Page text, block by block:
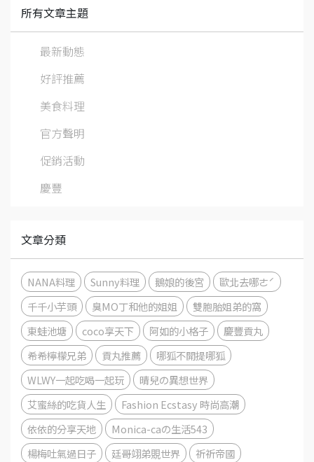
所有文章主題
最新動態
好評推薦
美食料理
官方聲明
促銷活動
慶豐
文章分類
NANA料理 Sunny料理 鵝娘的後宮
歐北去哪ㄜˊ
千千小芋頭
臭MO丁和他的姐姐
雙胞胎姐弟的窩
東蛙池塘
coco享天下 阿如的小格子
慶豐貢丸
希希檸檬兄弟
貢丸推薦
哪狐不開提哪狐
WLWY一起吃喝一起玩
晴兒の異想世界
艾蜜絲的吃貨人生
Fashion Ecstasy 時尚高潮
依依的分享天地
Monica-caの生活543
楊梅吐氣過日子
廷哥翊弟覞世界
祈祈帝國